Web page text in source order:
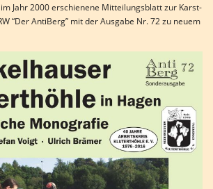
Jahr 2000 erschienene Mitteilungsblatt zur Karst-
“Der AntiBerg” mit der Ausgabe Nr. 72 zu neuem